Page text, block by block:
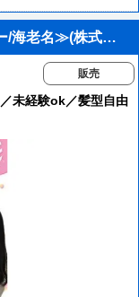
≪携帯販売/家電量販店のドコモコーナー/海老名≫(株式会社日本パーソナルビジネス関東エリア)/KT02_00054
販売
未経験ok／髪型自由